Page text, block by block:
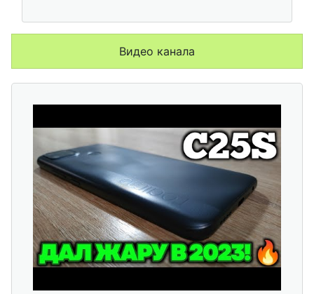
Видео канала